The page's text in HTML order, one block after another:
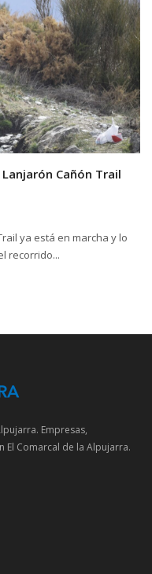
Cañón Trail
ya está en marcha y lo
recorrido...
Empresas,
El Comarcal de la Alpujarra.